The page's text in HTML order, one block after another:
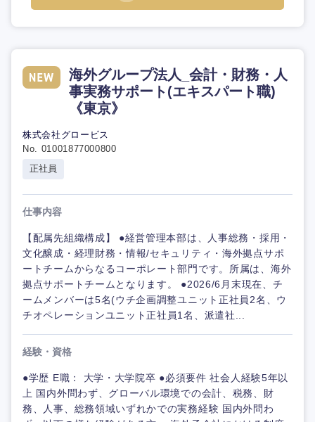
海外グループ法人_会計・財務・人
事実務サポート(エキスパート職)
《東京》
株式会社グロービス
No. 01001877000800
正社員
仕事内容
【配属先組織構成】 ●経営管理本部は、人事総務・採用・
文化醸成・経理財務・情報/セキュリティ・海外拠点サポ
ートチームからなるコーポレート部門です。所属は、海外
拠点サポートチームとなります。 ●2026/6月末現在、チ
ームメンバーは5名(ウチ企画調整ユニット正社員2名、ウ
チオペレーションユニット正社員1名、派遣社...
経験・資格
●学歴 E職： 大学・大学院卒 ●必須要件 社会人経験5年以
上 国内外問わず、グローバル環境での会計、税務、財
務、人事、総務領域いずれかでの実務経験 国内外問わ